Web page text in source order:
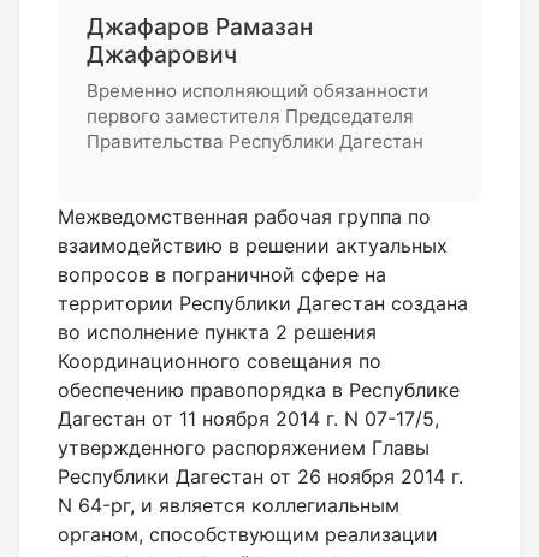
Джафаров Рамазан
Джафарович
Временно исполняющий обязанности
первого заместителя Председателя
Правительства Республики Дагестан
Межведомственная рабочая группа по
взаимодействию в решении актуальных
вопросов в пограничной сфере на
территории Республики Дагестан создана
во исполнение пункта 2 решения
Координационного совещания по
обеспечению правопорядка в Республике
Дагестан от 11 ноября 2014 г. N 07-17/5,
утвержденного распоряжением Главы
Республики Дагестан от 26 ноября 2014 г.
N 64-рг, и является коллегиальным
органом, способствующим реализации